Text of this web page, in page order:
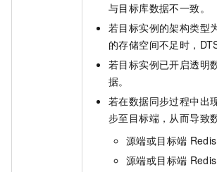
与目标库数据不一致。
若目标实例的架构类型
的存储空间不足时，
若目标实例已开启透明
据。
若在数据同步过程中出
步至目标端，从而导致
源端或目标端 Redis
源端或目标端 Redis